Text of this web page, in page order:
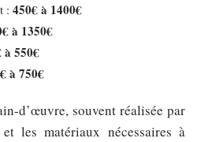
: 450€ à 1400€
à 1350€
à 550€
à 750€
d’œuvre, souvent réalisée par
les matériaux nécessaires à